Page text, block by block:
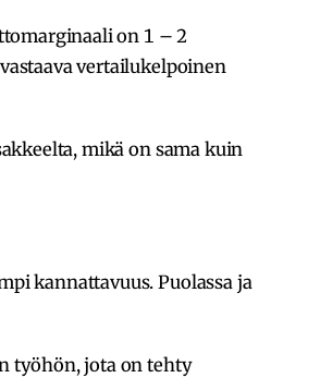
on 1 – 2
vertailukelpoinen
mikä on sama kuin
kannattavuus. Puolassa ja
työhön, jota on tehty